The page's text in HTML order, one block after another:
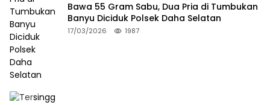
Bawa 55 Gram Sabu, Dua Pria di Tumbukan
Banyu Diciduk Polsek Daha Selatan
17/03/2026 1987